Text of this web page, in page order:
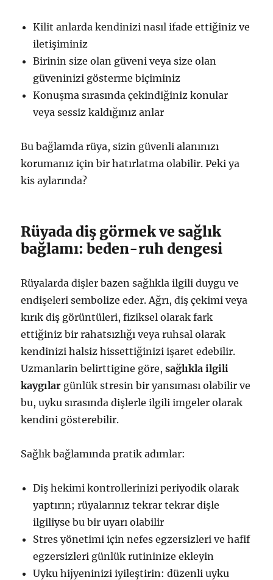
Kilit anlarda kendinizi nasıl ifade ettiğiniz ve
iletişiminiz
Birinin size olan güveni veya size olan
güveninizi gösterme biçiminiz
Konuşma sırasında çekindiğiniz konular
veya sessiz kaldığınız anlar
Bu bağlamda rüya, sizin güvenli alanınızı
korumanız için bir hatırlatma olabilir. Peki ya
kis aylarında?
Rüyada diş görmek ve sağlık
bağlamı: beden-ruh dengesi
Rüyalarda dişler bazen sağlıkla ilgili duygu ve
endişeleri sembolize eder. Ağrı, diş çekimi veya
kırık diş görüntüleri, fiziksel olarak fark
ettiğiniz bir rahatsızlığı veya ruhsal olarak
kendinizi halsiz hissettiğinizi işaret edebilir.
Uzmanlarin belirttigine göre,sağlıkla ilgili
kaygılar günlük stresin bir yansıması olabilir ve
bu, uyku sırasında dişlerle ilgili imgeler olarak
kendini gösterebilir.
Sağlık bağlamında pratik adımlar:
Diş hekimi kontrollerinizi periyodik olarak
yaptırın; rüyalarınız tekrar tekrar dişle
ilgiliyse bu bir uyarı olabilir
Stres yönetimi için nefes egzersizleri ve hafif
egzersizleri günlük rutininize ekleyin
Uyku hijyeninizi iyileştirin: düzenli uyku